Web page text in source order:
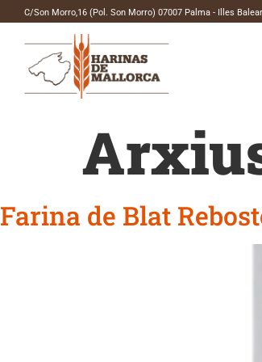
C/Son Morro,16 (Pol. Son Morro) 07007 Palma - Illes
Farina de Blat